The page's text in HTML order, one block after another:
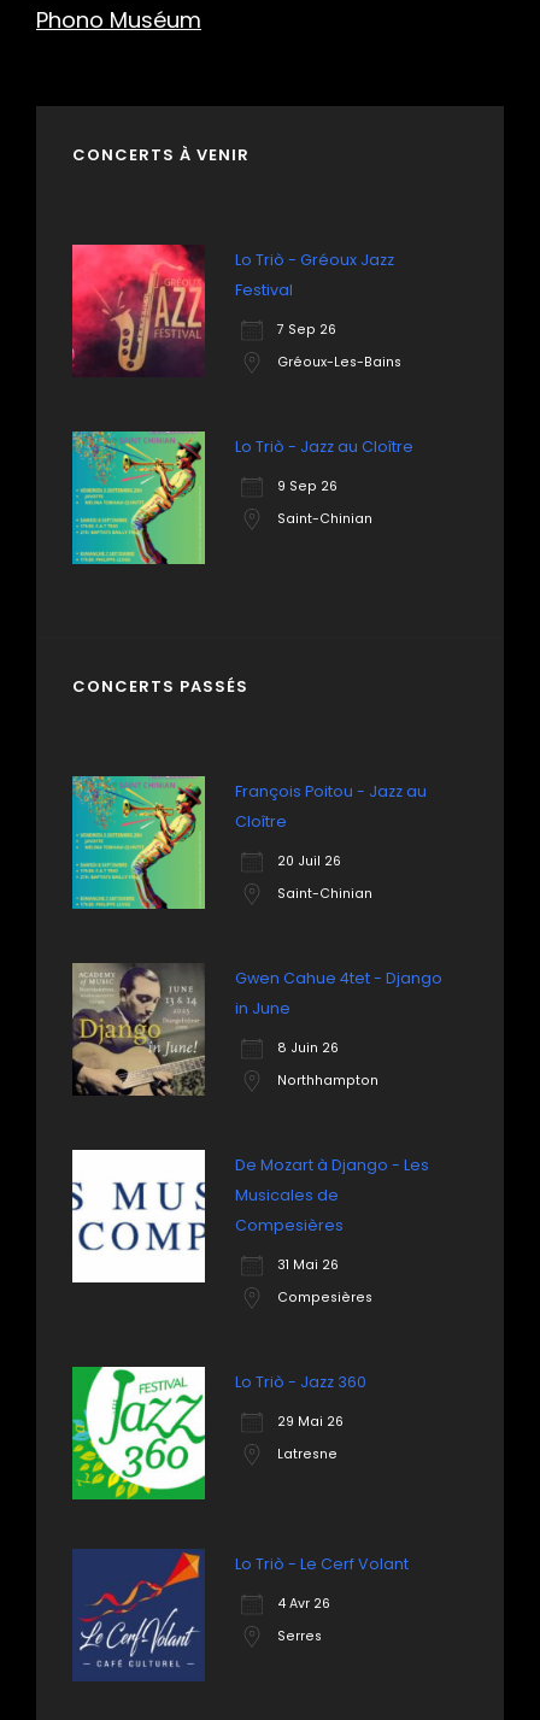
Phono Muséum
CONCERTS À VENIR
Lo Triò - Gréoux Jazz
Festival
7 Sep 26
Gréoux-Les-Bains
Lo Triò - Jazz au Cloître
9 Sep 26
Saint-Chinian
CONCERTS PASSÉS
François Poitou - Jazz au
Cloître
20 Juil 26
Saint-Chinian
Gwen Cahue 4tet - Django
in June
8 Juin 26
Northhampton
De Mozart à Django - Les
Musicales de
Compesières
31 Mai 26
Compesières
Lo Triò - Jazz 360
29 Mai 26
Latresne
Lo Triò - Le Cerf Volant
4 Avr 26
Serres